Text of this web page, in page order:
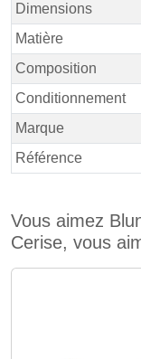
Dimensions
Matière
Composition
Conditionnement
Marque
Référence
Vous aimez
Cerise, vous